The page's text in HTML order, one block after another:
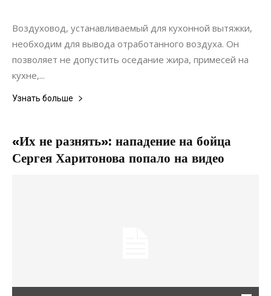
Воздуховод, устанавливаемый для кухонной вытяжки,
необходим для вывода отработанного воздуха. Он
позволяет не допустить оседание жира, примесей на
кухне,...
Узнать больше
«Их не разнять»: нападение на бойца
Сергея Харитонова попало на видео